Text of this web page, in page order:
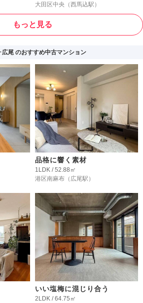
大田区中央 （西馬込駅）
もっと見る
広尾のおすすめ中古マンション
品格に響く素材
1LDK / 52.88㎡
港区南麻布 （広尾駅）
いい塩梅に混じり合う
2LDK / 64.75㎡